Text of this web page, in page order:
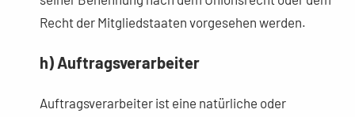
Recht der Mitgliedstaaten vorgesehen werden.
h) Auftragsverarbeiter
Auftragsverarbeiter ist eine natürliche oder